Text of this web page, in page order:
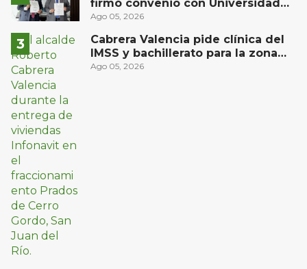
firmó convenio con Universidad
Privada del Bajío para recibir
Ago 05, 2026
Cabrera Valencia pide clínica del
IMSS y bachillerato para la zona
oriente de San Juan del Río
Ago 05, 2026